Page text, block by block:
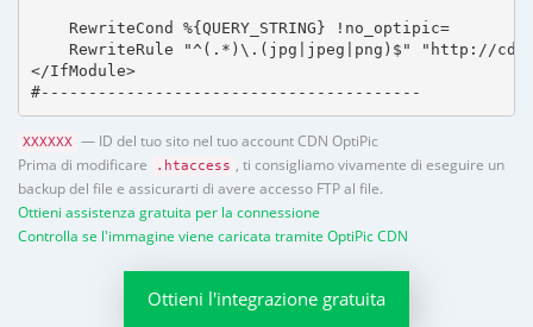
    RewriteCond %{QUERY_STRING} !no_optipic=
RewriteRule "^(.*)\.(jpg|jpeg|png)$" "http://
</IfModule>
#----------------------------------------
XXXXXX
— ID del tuo sito nel tuo account CDN OptiPic
Prima di modificare
.htaccess
, ti consigliamo vivamente di eseguire un
backup del file e assicurarti di avere accesso FTP al file.
Ottieni assistenza gratuita per la connessione
Controlla se l'immagine viene caricata tramite OptiPic CDN
Ottieni l'integrazione gratuita